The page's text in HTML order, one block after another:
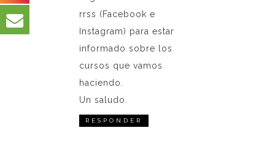
rrss (Facebook e
Instagram) para estar
informado sobre los
cursos que vamos
haciendo.
Un saludo.
RESPONDER